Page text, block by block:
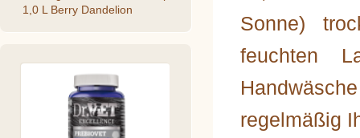
1,0 L Berry Dandelion
Sonne)
feuchten
regelmäßig